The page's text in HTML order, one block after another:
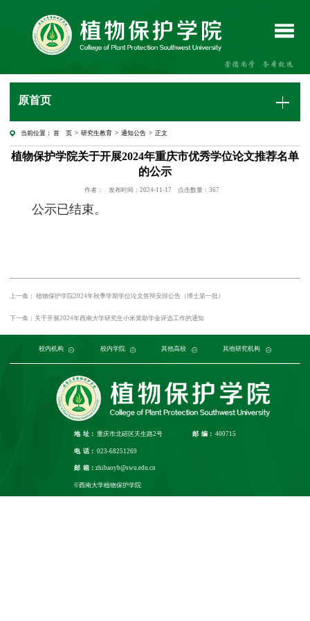
原首页
当前位置： 首 页 >研究生教育 >通知公告 > 正文
植物保护学院关于开展2024年重庆市优秀学位论文推荐名单
的公示
作者： 发布时间：2024-11-17 点击数量： 367
公示已结束。
上一条： 植物保护学院2024年秋季学期学位论文答辩安排公告（博士第一批）
下一条：关于开展2024年西南大学研究生小米奖助学金评选工作的通知
校内机构
党委组织部 党委宣传部 发展规划与学科建设部 人力资源部 本科生院 研究生院 科学技术发展研究院
校内学院
农学与生物科技学院 园艺园林学院 生命科学学院 生物技术学院 资源环境学院
其他高校
中国农业大学 浙江大学 西北农林科技大学 南京农业大学 华中农业大学 华南农业大学 山西农业大学
其他研究机构
中国农业科学院植物保护研究所 中国科学院植物研究所 中国科学院 中国农业科学院 重庆市农业科学院
地 址： 重庆市北碚区天生路2号 邮 编： 400715
电 话： 023-68251269
邮 箱：zhibaoyb@swu.edu.cn
©西南大学植物保护学院